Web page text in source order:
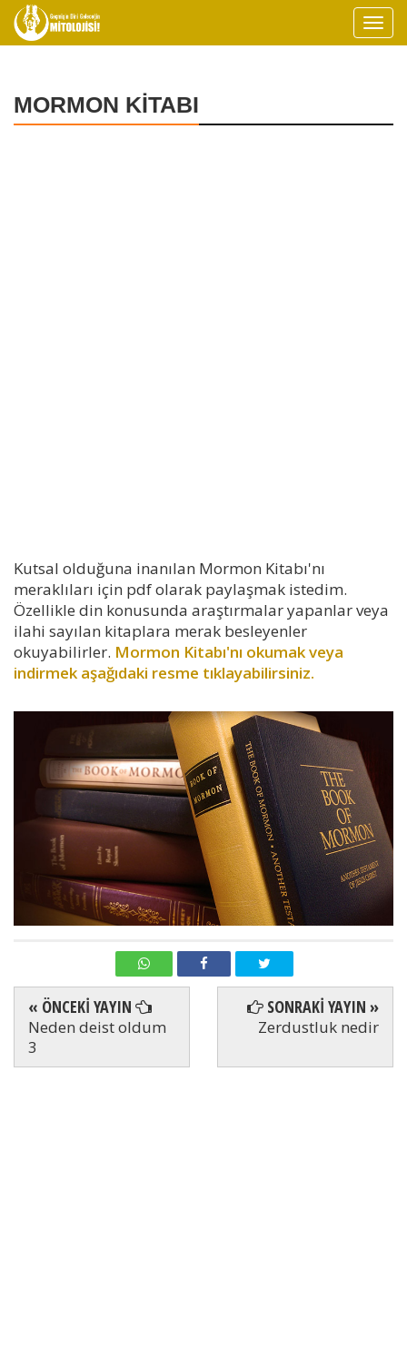
MORMON KİTABI
Kutsal olduğuna inanılan Mormon Kitabı'nı
meraklıları için pdf olarak paylaşmak istedim.
Özellikle din konusunda araştırmalar yapanlar veya
ilahi sayılan kitaplara merak besleyenler
okuyabilirler. Mormon Kitabı'nı okumak veya
indirmek aşağıdaki resme tıklayabilirsiniz.
« ÖNCEKİ YAYIN
Neden deist oldum
3
SONRAKİ YAYIN »
Zerdustluk nedir